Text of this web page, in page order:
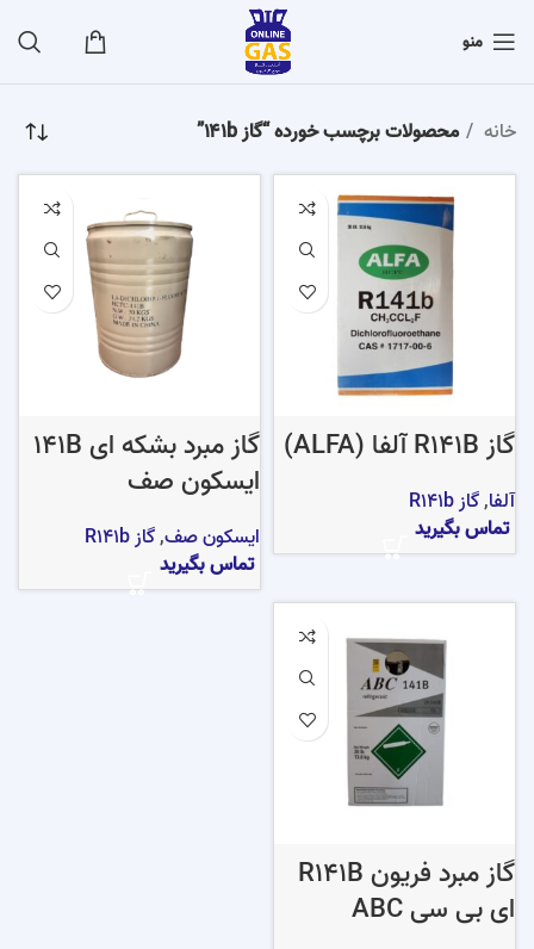
منو
خانه محصولات برچسب خورده “گاز ۱۴۱b”
گاز R141B آلفا (ALFA)
آلفا,گاز R141b
تماس بگیرید
گاز مبرد بشکه ای 141B
ایسکون صف
ایسکون صف,گاز R141b
تماس بگیرید
گاز مبرد فریون R141B
ای بی سی ABC